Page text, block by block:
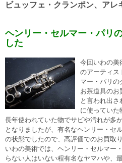
ビュッフェ・クランポン、ア
ヘンリー・セルマー・パリ
した
今回いわの美
のアーティス
マー・パリの
お茶道具のお
と言われ出
に使っていた
長年使われていた物でサビや汚れが多
となりましたが、有名なヘンリー・セ
の状態でしたので、高評価でのお買取
いわの美術では、ヘンリー・セルマー
らない人はいない程有名なヤマハや、